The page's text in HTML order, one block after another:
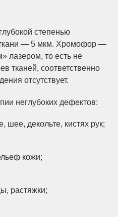
степенью
ткани — 5 мкм. Хромофор —
лазером, то есть не
тканей, соответственно
отсутствует.
неглубоких дефектов:
декольте, кистях рук;
кожи;
растяжки;